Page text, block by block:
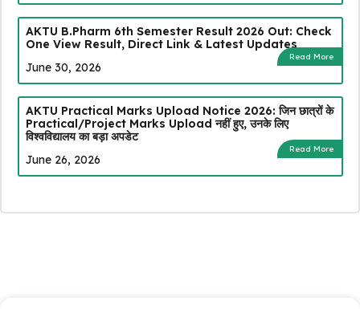
AKTU B.Pharm 6th Semester Result 2026 Out: Check
One View Result, Direct Link & Latest Updates
Read More
June 30, 2026
AKTU Practical Marks Upload Notice 2026: जिन छात्रों के
Practical/Project Marks Upload नहीं हुए, उनके लिए
विश्वविद्यालय का बड़ा अपडेट
Read More
June 26, 2026